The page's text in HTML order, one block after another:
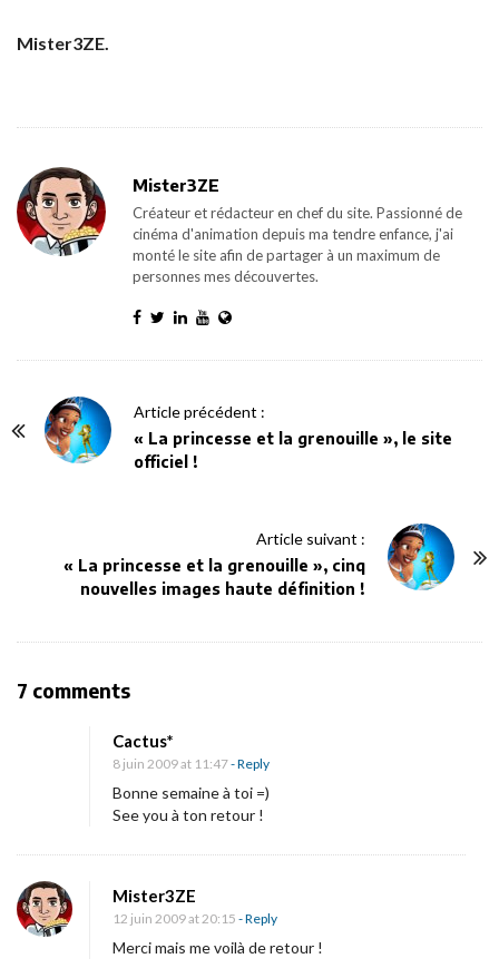
Mister3ZE.
Mister3ZE
Créateur et rédacteur en chef du site. Passionné de
cinéma d'animation depuis ma tendre enfance, j'ai
monté le site afin de partager à un maximum de
personnes mes découvertes.
Article précédent :
« La princesse et la grenouille », le site
officiel !
Article suivant :
« La princesse et la grenouille », cinq
nouvelles images haute définition !
7 commentsO
L
b
g
s
’
Cactus*
8 juin 2009 at 11:47- Reply
Bonne semaine à toi =)
See you à ton retour !
Mister3ZE
12 juin 2009 at 20:15 - Reply
Merci mais me voilà de retour !